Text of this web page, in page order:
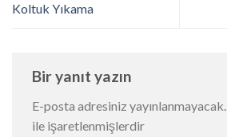
Koltuk Yıkama
Bir yanıt yazın
E-posta adresiniz yayınlanmayacak.
ile işaretlenmişlerdir